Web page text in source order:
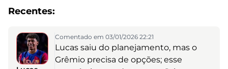
Recentes:
Comentado em 03/01/2026 22:21
Lucas saiu do planejamento, mas o
Grêmio precisa de opções; esse